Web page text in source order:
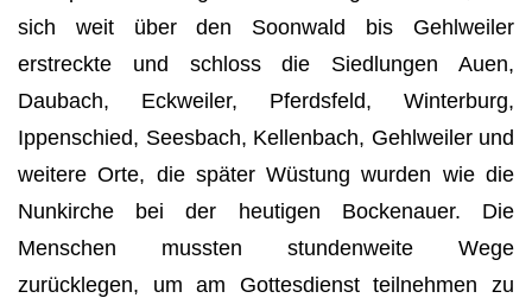
sich weit über den Soonwald bis Gehlweiler
erstreckte und schloss die Siedlungen Auen,
Daubach, Eckweiler, Pferdsfeld, Winterburg,
Ippenschied, Seesbach, Kellenbach, Gehlweiler und
weitere Orte, die später Wüstung wurden wie die
Nunkirche bei der heutigen Bockenauer. Die
Menschen mussten stundenweite Wege
zurücklegen, um am Gottesdienst teilnehmen zu